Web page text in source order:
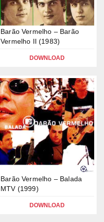
Barão Vermelho – Barão
Vermelho II (1983)
DOWNLOAD
Barão Vermelho – Balada
MTV (1999)
DOWNLOAD